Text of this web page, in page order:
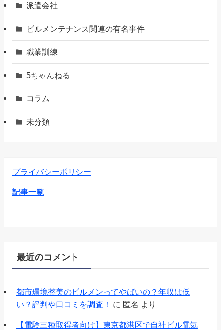
派遣会社
ビルメンテナンス関連の有名事件
職業訓練
5ちゃんねる
コラム
未分類
プライバシーポリシー
記事一覧
最近のコメント
都市環境整美のビルメンってやばいの？年収は低
い？評判や口コミを調査！
に 匿名 より
【電験三種取得者向け】東京都港区で自社ビル電気